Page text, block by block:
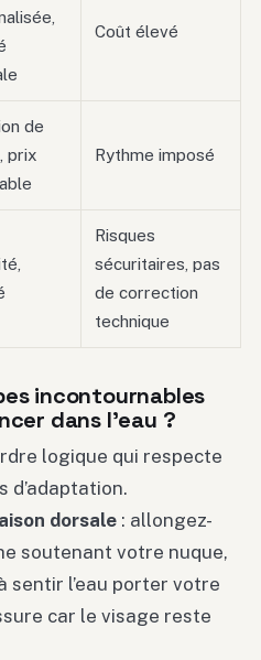
Coût élevé
de
prix
Rythme imposé
Risques
sécuritaires, pas
de correction
technique
incontournables
dans l’eau ?
logique qui respecte
d’adaptation.
dorsale : allongez-
soutenant votre nuque,
sentir l’eau porter votre
car le visage reste